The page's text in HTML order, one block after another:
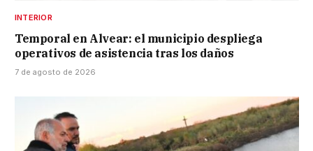
INTERIOR
Temporal en Alvear: el municipio despliega
operativos de asistencia tras los daños
7 de agosto de 2026